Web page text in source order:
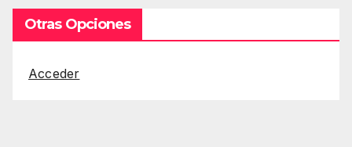
Otras Opciones
Acceder